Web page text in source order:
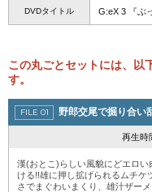
DVDタイトル G:eX 3 『ぶ
この丸ごとセットには、以
す。
野郎交尾で掘り合い
再生
漢(おとこ)らしい風貌にどエロ
ける!!雄に押し拡げられるムチケ
さでまぐわいまくり、雄汁ザー